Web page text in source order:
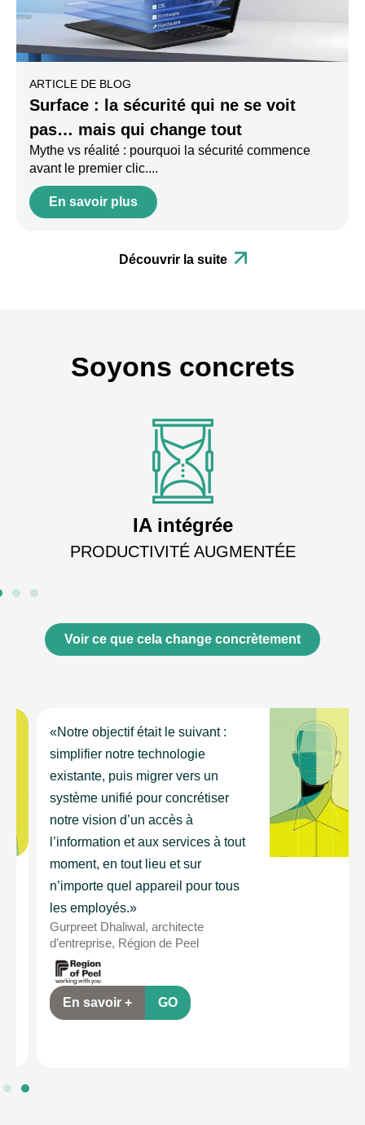
ARTICLE DE BLOG
Surface : la sécurité qui ne se voit
pas… mais qui change tout
Mythe vs réalité : pourquoi la sécurité commence
avant le premier clic....
En savoir plus
Découvrir la suite
Soyons concrets
IA intégrée
PRODUCTIVITÉ AUGMENTÉE
Voir ce que cela change concrètement
«Notre objectif était le suivant :
simplifier notre technologie
existante, puis migrer vers un
système unifié pour concrétiser
notre vision d’un accès à
l’information et aux services à tout
moment, en tout lieu et sur
n’importe quel appareil pour tous
les employés.»
Gurpreet Dhaliwal, architecte
d’entreprise, Région de Peel
En savoir +